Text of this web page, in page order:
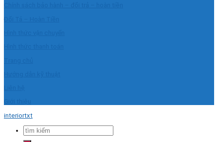
interiortxt
Tìm
kiếm: